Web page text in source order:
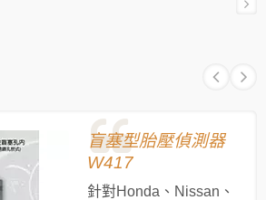
盲塞型胎壓偵測器
W417
針對Honda、Nissan、